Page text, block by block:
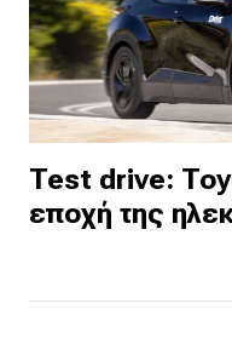
Test drive:
εποχή της